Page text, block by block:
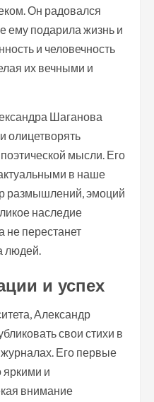
Он радовался
ему подарила жизнь и
и человечность
их вечными и
Шаганова
олицетворять
мысли. Его
в наше
размышлений, эмоций
наследие
не перестанет
людей.
и успех
Александр
свои стихи в
Его первые
и
внимание